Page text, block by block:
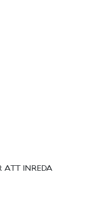
ATT INREDA